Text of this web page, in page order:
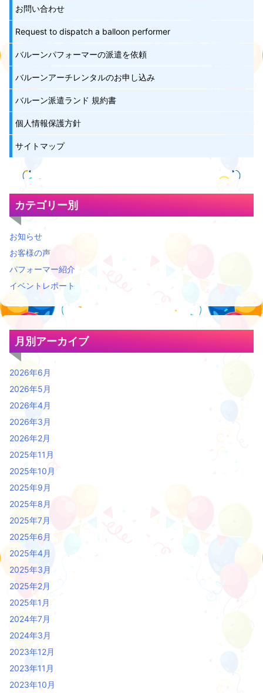
お問い合わせ
Request to dispatch a balloon performer
バルーンパフォーマーの派遣を依頼
バルーンアーチレンタルのお申し込み
バルーン派遣ランド 規約書
個人情報保護方針
サイトマップ
カテゴリー別
お知らせ
お客様の声
パフォーマー紹介
イベントレポート
月別アーカイブ
2026年6月
2026年5月
2026年4月
2026年3月
2026年2月
2025年11月
2025年10月
2025年9月
2025年8月
2025年7月
2025年6月
2025年4月
2025年3月
2025年2月
2025年1月
2024年7月
2024年3月
2023年12月
2023年11月
2023年10月